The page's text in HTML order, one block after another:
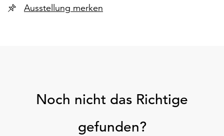
Ausstellung merken
Noch nicht das Richtige
gefunden?